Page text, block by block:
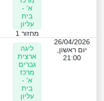
א' -
בית
עליון
מחזור 1
26/04/2026
יום ראשון,
21:00
ליגה
ארצית
גברים
מרכז
א' -
בית
עליון